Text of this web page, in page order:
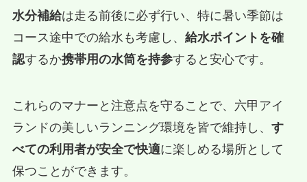
水分補給は走る前後に必ず行い、特に暑い季節は
コース途中での給水も考慮し、 給水ポイントを確
認するか携帯用の水筒を持参すると安心です。
これらのマナーと注意点を守ることで、六甲アイ
ランドの美しいランニング環境を皆で維持し、 す
べての利用者が安全で快適に楽しめる場所として
保つことができます。